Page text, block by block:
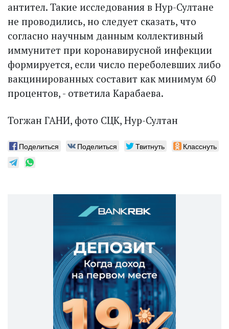
антител. Такие исследования в Нур-Султане
не проводились, но следует сказать, что
согласно научным данным коллективный
иммунитет при коронавирусной инфекции
формируется, если число переболевших либо
вакцинированных составит как минимум 60
процентов, - ответила Карабаева.
Тогжан ГАНИ, фото СЦК, Нур-Султан
Поделиться Поделиться Твитнуть Класснуть